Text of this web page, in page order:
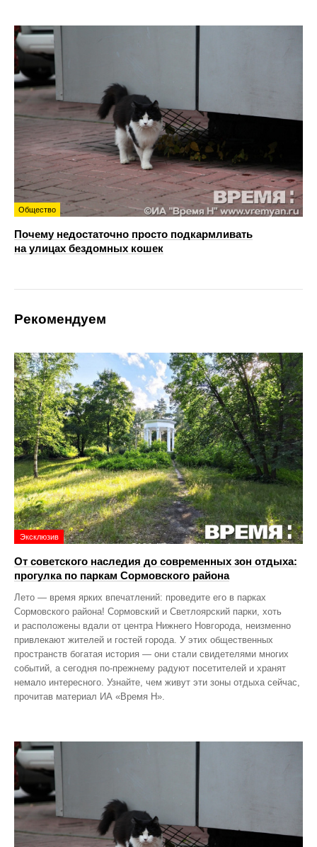
Общество
Почему недостаточно просто подкармливать
на улицах бездомных кошек
Рекомендуем
Эксклюзив
От советского наследия до современных зон отдыха:
прогулка по паркам Сормовского района
Лето — время ярких впечатлений: проведите его в парках
Сормовского района! Сормовский и Светлоярский парки, хоть
и расположены вдали от центра Нижнего Новгорода, неизменно
привлекают жителей и гостей города. У этих общественных
пространств богатая история — они стали свидетелями многих
событий, а сегодня по‑прежнему радуют посетителей и хранят
немало интересного. Узнайте, чем живут эти зоны отдыха сейчас,
прочитав материал ИА «Время Н».